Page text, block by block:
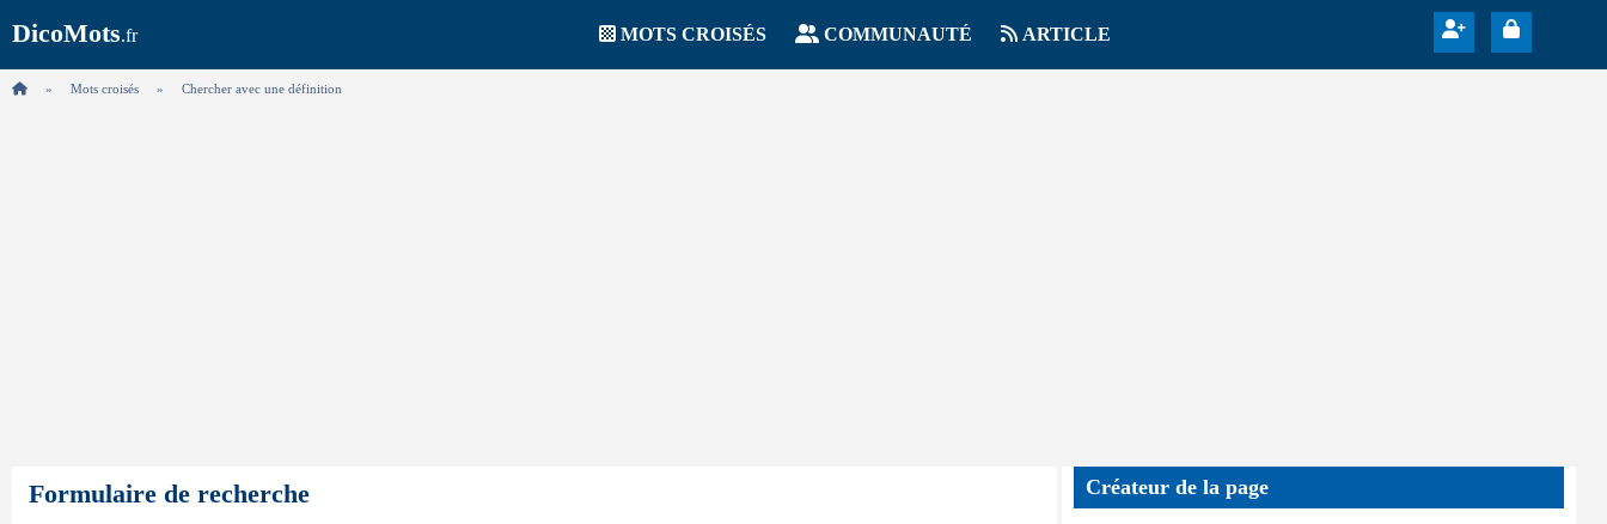
DicoMots.fr MOTS CROISÉS COMMUNAUTÉ ARTICLE
Mots croisés Chercher avec une définition
Formulaire de recherche Créateur de la page